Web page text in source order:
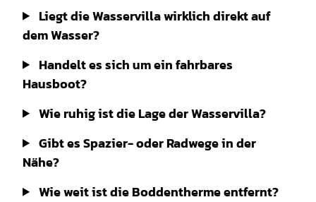
Liegt die Wasservilla wirklich direkt auf
dem Wasser?
Handelt es sich um ein fahrbares
Hausboot?
Wie ruhig ist die Lage der Wasservilla?
Gibt es Spazier- oder Radwege in der
Nähe?
Wie weit ist die Boddentherme entfernt?